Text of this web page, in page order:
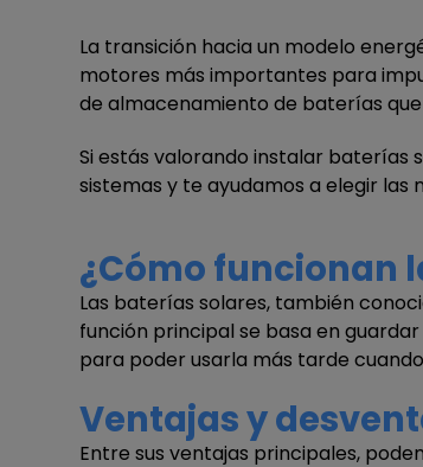
La transición hacia un modelo
motores más importantes para
de almacenamiento de baterías
Si estás valorando instalar baterías
sistemas y te ayudamos a elegir
¿Cómo funcionan
Las baterías solares, también
función principal se basa en
para poder usarla más tarde
Ventajas y
Entre sus ventajas principales,